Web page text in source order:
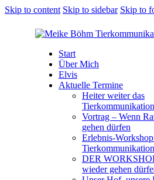
Skip to content Skip to sidebar Skip to
Start
Über Mich
Elvis
Aktuelle Termine
Heiter weiter das
Vortrag – Wenn
gehen dürfen
Erlebnis-
DER
wieder gehen